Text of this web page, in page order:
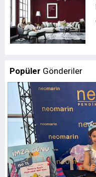
Popüler Gönderiler